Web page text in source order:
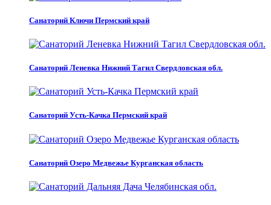
Санаторий Ключи Пермский край
Санаторий Леневка Нижний Тагил Свердловская обл.
Санаторий Усть-Качка Пермский край
Санаторий Озеро Медвежье Курганская область